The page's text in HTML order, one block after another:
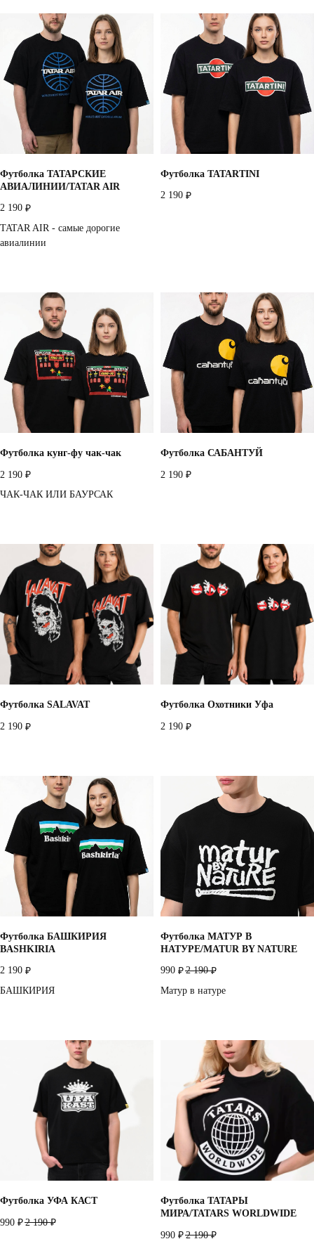
Футболка ТАТАРСКИЕ
АВИАЛИНИИ/TATAR AIR
2 190 ₽
TATAR AIR - самые дорогие
авиалинии
Футболка TATARTINI
2 190 ₽
Футболка кунг-фу чак-чак
2 190 ₽
ЧАК-ЧАК ИЛИ БАУРСАК
Футболка САБАНТУЙ
2 190 ₽
Футболка SALAVAT
2 190 ₽
Футболка Охотники Уфа
2 190 ₽
Футболка БАШКИРИЯ
BASHKIRIA
2 190 ₽
БАШКИРИЯ
Футболка МАТУР В
НАТУРЕ/MATUR BY NATURE
990 ₽ 2 190 ₽
Матур в натуре
Футболка УФА КАСТ
990 ₽ 2 190 ₽
Футболка ТАТАРЫ
МИРА/TATARS WORLDWIDE
990 ₽ 2 190 ₽